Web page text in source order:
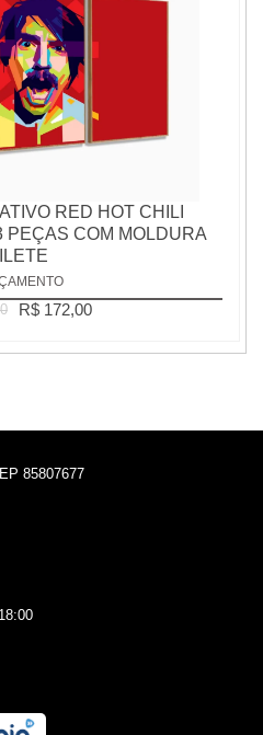
RED HOT CHILI
PEÇAS COM MOLDURA
R$ 172,00
85807677